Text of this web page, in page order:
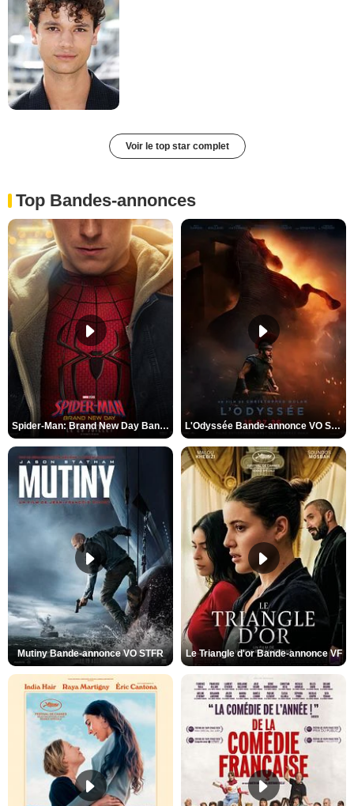
Voir le top star complet
Top Bandes-annonces
Spider-Man: Brand New Day Bande-annonce VO STFR L'Odyssée Bande-annonce VO STFR
Mutiny Bande-annonce VO STFR Le Triangle d'or Bande-annonce VF